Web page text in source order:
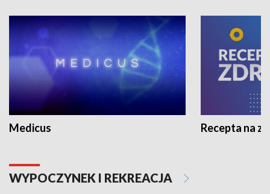
Medicus Recepta na
WYPOCZYNEK I REKREACJA